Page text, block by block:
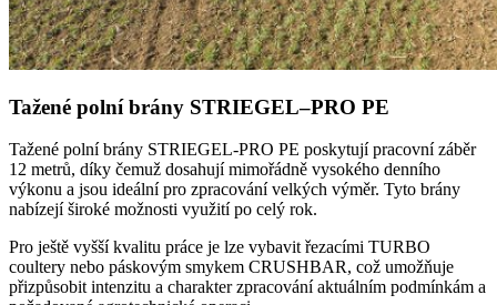
Tažené polní brány STRIEGEL–PRO PE
Tažené polní brány STRIEGEL-PRO PE poskytují pracovní záběr
12 metrů, díky čemuž dosahují mimořádně vysokého denního
výkonu a jsou ideální pro zpracování velkých výměr. Tyto brány
nabízejí široké možnosti využití po celý rok.
Pro ještě vyšší kvalitu práce je lze vybavit řezacími TURBO
coultery nebo páskovým smykem CRUSHBAR, což umožňuje
přizpůsobit intenzitu a charakter zpracování aktuálním podmínkám a